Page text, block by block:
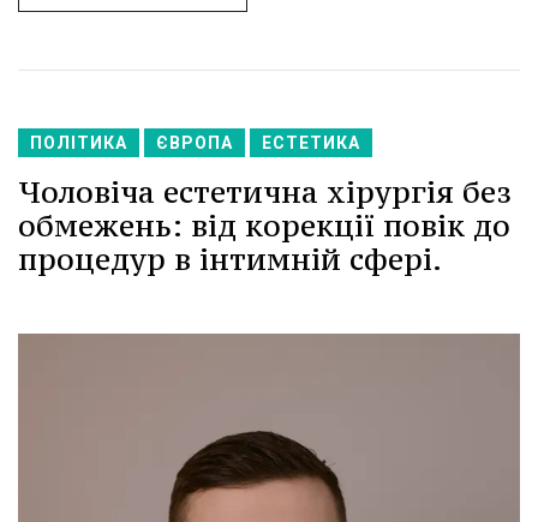
ПОЛІТИКА ЄВРОПА ЕСТЕТИКА
Чоловіча естетична хірургія без
обмежень: від корекції повік до
процедур в інтимній сфері.